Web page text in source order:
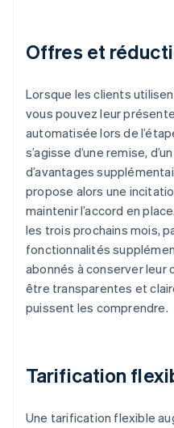
Offres et
Lorsque les clients
vous pouvez leur
automatisée lors de
s’agisse d’une remise,
d’avantages
propose alors une
maintenir l’accord en
les trois prochains mois,
fonctionnalités
abonnés à conserver
être transparentes et
puissent les comprendre.
Tarification
Une tarification flexible